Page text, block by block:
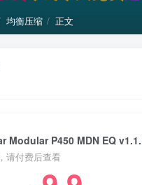
均衡压缩 正文
Modular P450 MDN EQ
请付费后查看